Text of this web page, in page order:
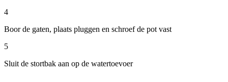
4
Boor de gaten, plaats pluggen en schroef de pot vast
5
Sluit de stortbak aan op de watertoevoer